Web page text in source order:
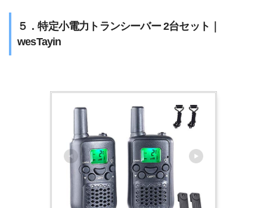
５．特定小電力トランシーバー 2台セット｜
wesTayin